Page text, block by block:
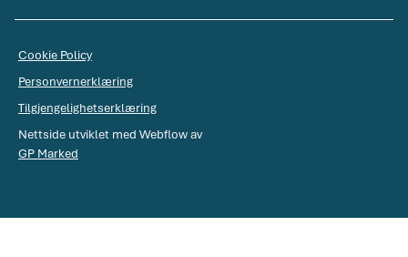
Nettside utviklet med Webflow av
GP Marked
Cookie Policy
Personvernerklæring
Tilgjengelighetserklæring